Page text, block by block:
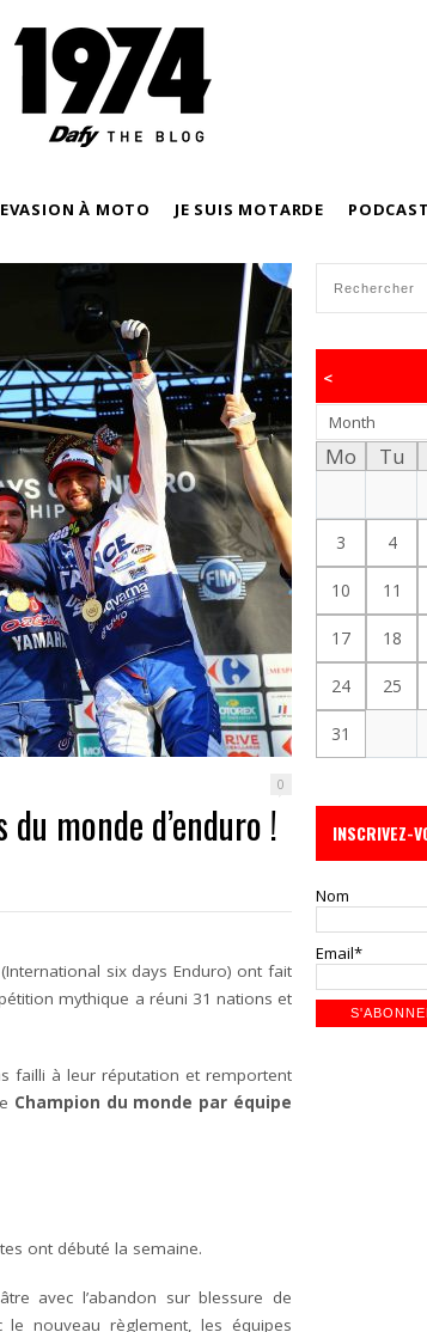
EVASION À MOTO JE SUIS MOTARDE
0
monde d’enduro !
six days Enduro) ont fait
mythique a réuni 31 nations et
failli à leur réputation et remportent
Champion du monde par équipe
ont débuté la semaine.
avec l’abandon sur blessure de
le nouveau règlement, les équipes
<
Month
Mo Tu
3 4
10 11
17 18
24 25
31
INSCRIVEZ-
Nom
Email*